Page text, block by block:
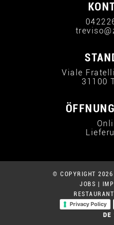
Viale
31100
© COPYRIGHT
JOBS
Privacy Policy
DE